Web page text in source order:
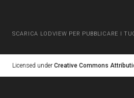
SCARICA LODVIEW PER PUBBLICARE I
Licensed under Creative Commons